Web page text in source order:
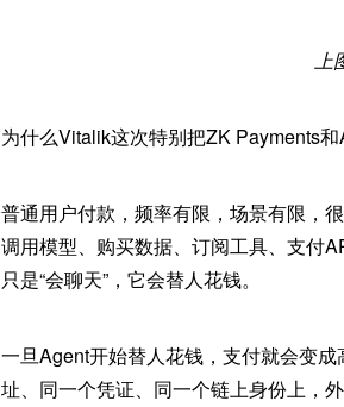
上
为什么Vitalik这次特别把ZK Payments
普通用户付款，频率有限，场景有限，
调用模型、购买数据、订阅工具、支付
只是“会聊天”，它会替人花钱。
一旦Agent开始替人花钱，支付就会变
址、同一个凭证、同一个链上身份上，